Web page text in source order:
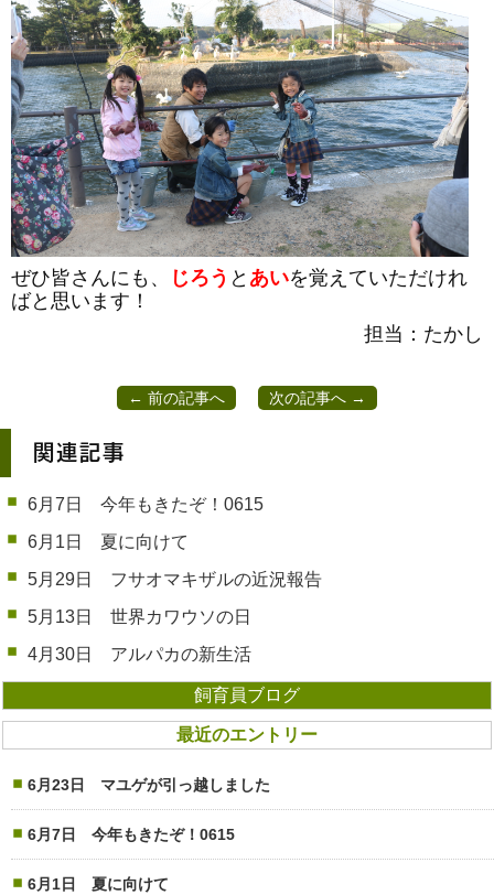
ぜひ皆さんにも、 じろう と あいを覚えていただけれ
ばと思います！
担当：たかし
← 前の記事へ 次の記事へ →
関連記事
6月7日 今年もきたぞ！0615
6月1日 夏に向けて
5月29日 フサオマキザルの近況報告
5月13日 世界カワウソの日
4月30日 アルパカの新生活
飼育員ブログ
最近のエントリー
6月23日 マユゲが引っ越しました
6月7日 今年もきたぞ！0615
6月1日 夏に向けて